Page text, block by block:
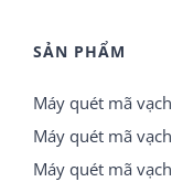
SẢN PHẨM
Máy quét mã vạch
Máy quét mã
Máy quét mã